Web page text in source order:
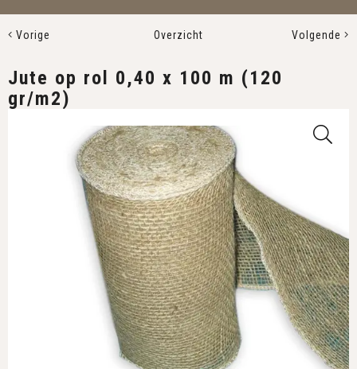
Vorige Overzicht Volgende
Jute op rol 0,40 x 100 m (120
gr/m2)